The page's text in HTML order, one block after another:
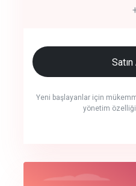
Satın
Yeni başlayanlar için
yönetim özelliği
crm auto